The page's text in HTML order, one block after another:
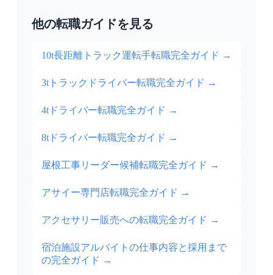
他の転職ガイドを見る
10t長距離トラック運転手転職完全ガイド →
3tトラックドライバー転職完全ガイド →
4tドライバー転職完全ガイド →
8tドライバー転職完全ガイド →
屋根工事リーダー候補転職完全ガイド →
アサイー専門店転職完全ガイド →
アクセサリー販売への転職完全ガイド →
宿泊施設アルバイトの仕事内容と採用まで
の完全ガイド →